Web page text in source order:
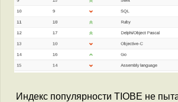
Индекс популярности TIOBE не